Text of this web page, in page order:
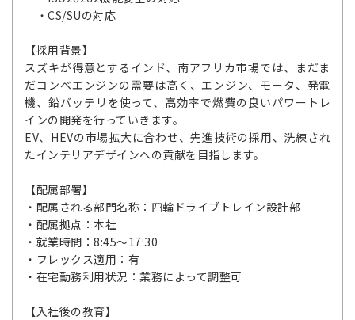
・CS/SUの対応
【採用背景】
スズキが得意とするインド、南アフリカ市場では、まだま
だコンベエンジンの需要は高く、エンジン、モータ、発電
機、鉛バッテリを使って、高効率で燃費の良いパワートレ
インの開発を行っていきます。
EV、HEVの市場拡大に合わせ、先進技術の採用、洗練され
たインテリアデザインへの貢献を目指します。
【配属部署】
・配属される部門名称：四輪ドライブトレイン設計部
・配属拠点：本社
・就業時間：8:45～17:30
・フレックス適用：有
・在宅勤務利用状況：業務によって調整可
【入社後の教育】